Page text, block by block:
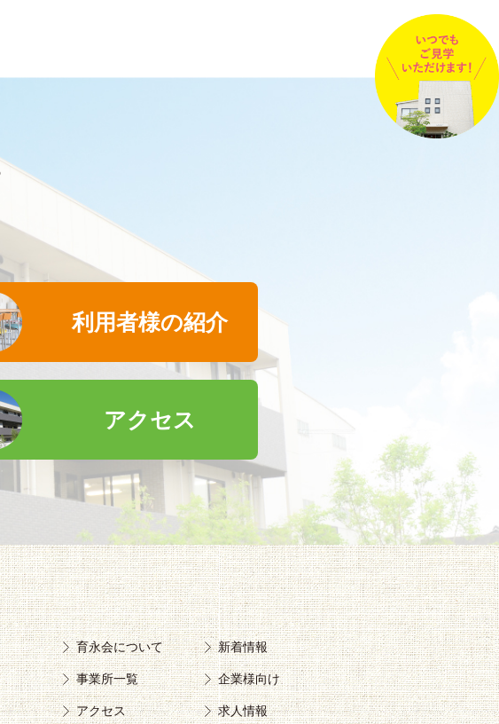
利用者様の紹介
アクセス
育永会について 新着情報
事業所一覧 企業様向け
アクセス 求人情報